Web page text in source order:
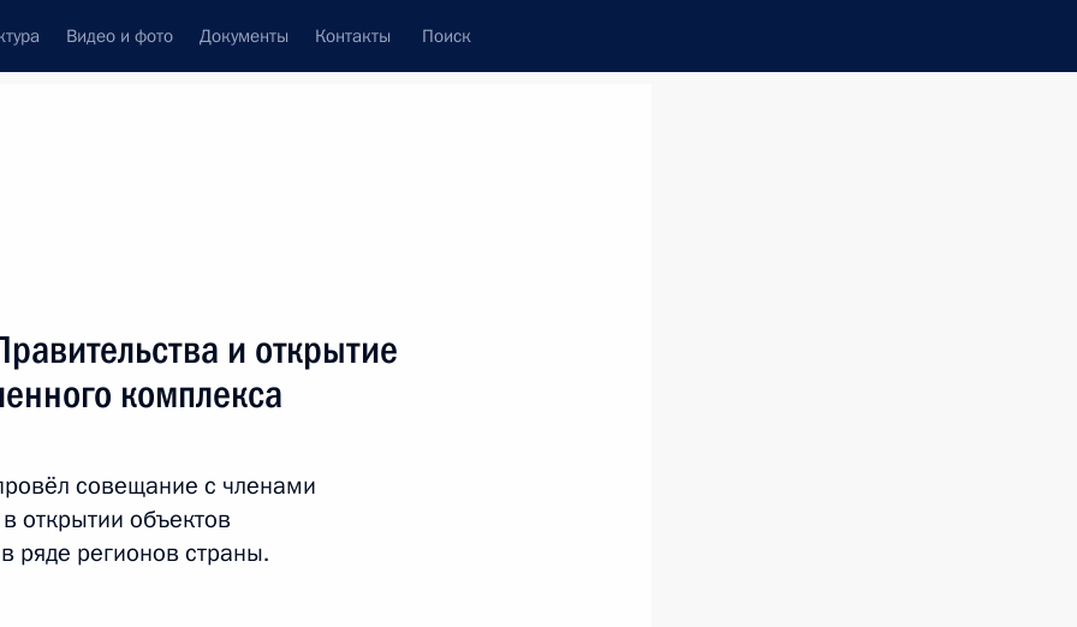
Видео и фото Документы Контакты Поиск
и открытие
комплекса
совещание с членами
открытии объектов
ряде регионов страны.